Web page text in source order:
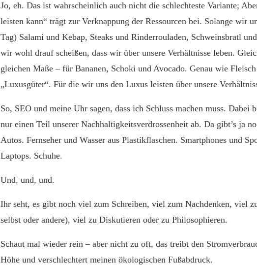
Jo, eh. Das ist wahrscheinlich auch nicht die schlechteste Variante;
leisten kann“ trägt zur Verknappung der Ressourcen bei. Solange wir
Tag) Salami und Kebap, Steaks und Rinderrouladen, Schweinsbratl
wir wohl drauf scheißen, dass wir über unsere Verhältnisse leben.
gleichen Maße – für Bananen, Schoki und Avocado. Genau wie
„Luxusgüter“. Für die wir uns den Luxus leisten über unsere
So, SEO und meine Uhr sagen, dass ich Schluss machen muss. Dabei
nur einen Teil unserer Nachhaltigkeitsverdrossenheit ab. Da gibt’s ja
Autos. Fernseher und Wasser aus Plastikflaschen. Smartphones und
Laptops. Schuhe.
Und, und, und.
Ihr seht, es gibt noch viel zum Schreiben, viel zum Nachdenken, viel
selbst oder andere), viel zu Diskutieren oder zu Philosophieren.
Schaut mal wieder rein – aber nicht zu oft, das treibt den
Höhe und verschlechtert meinen ökologischen Fußabdruck.